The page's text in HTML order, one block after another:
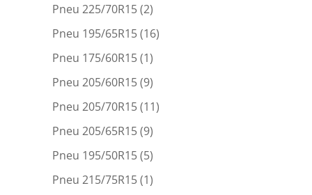
Pneu 225/70R15(2)
Pneu 195/65R15(16)
Pneu 175/60R15(1)
Pneu 205/60R15(9)
Pneu 205/70R15(11)
Pneu 205/65R15(9)
Pneu 195/50R15(5)
Pneu 215/75R15(1)